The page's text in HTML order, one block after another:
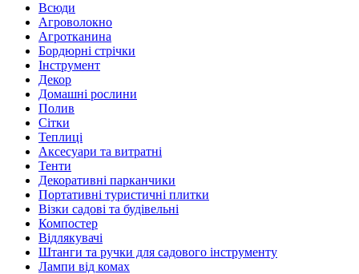
Всюди
Агроволокно
Агротканина
Бордюрні стрічки
Інструмент
Декор
Домашні рослини
Полив
Сітки
Теплиці
Аксесуари та витратні
Тенти
Декоративні парканчики
Портативні туристичні плитки
Візки садові та будівельні
Компостер
Відлякувачі
Штанги та ручки для садового інструменту
Лампи від комах